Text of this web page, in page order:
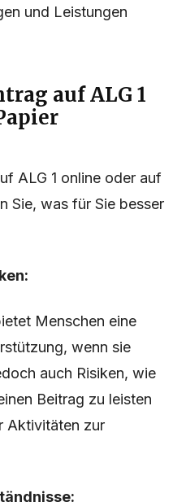
und Leistungen
auf ALG 1
ALG 1 online oder auf
Sie, was für Sie besser
Menschen eine
wenn sie
auch Risiken, wie
Beitrag zu leisten
Aktivitäten zur